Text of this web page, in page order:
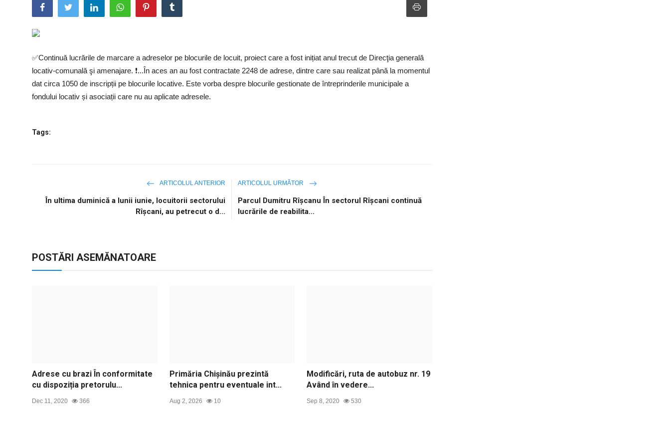
Sectorul Rîșcani
Căutați pe Internet
✅Continuă lucrările de marcare a adreselor pe blocurile de locuit, proiect care a fost inițiat anul trecut de Direcţia generală
locativ-comunală şi amenajare. ❗...️În aces an au fost contractate 2248 de adrese, dintre care sau realizat până la momentul
dat circa 1050 de inscripții pe blocurile locative. Este vorba despre blocurile gestionate de întreprinderile municipale a
fondului locativ și asociații care nu au aplicate adresele.
Tags:
ARTICOLUL ANTERIOR
În ultima duminică a lunii iunie, locuitorii sectorului
Rîșcani, au petrecut o d...
ARTICOLUL URMĂTOR
Parcul Dumitru Rîșcanu În sectorul Rîșcani continuă
lucrările de reabilita...
POSTĂRI ASEMĂNATOARE
Adrese cu brazi În conformitate
cu dispoziția pretorulu...
Dec 11, 2020 366
Primăria Chișinău prezintă
tehnica pentru eventuale int...
Aug 2, 2026 10
Modificări, ruta de autobuz nr. 19
Având în vedere...
Sep 8, 2020 530